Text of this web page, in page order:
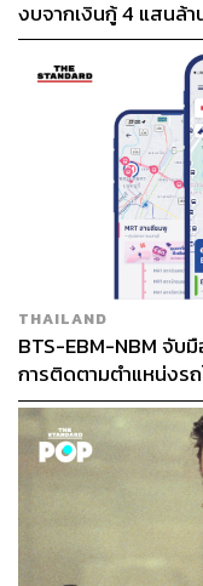
งบจากเงินกู้ 4 แสนล้า
เฟส 2 มีเพียงพอ
THAILAND
BTS-EBM-NBM จับ
การติดตามตำแหน่งร